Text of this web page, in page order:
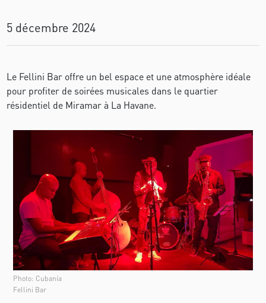
5 décembre 2024
Le Fellini Bar offre un bel espace et une atmosphère idéale
pour profiter de soirées musicales dans le quartier
résidentiel de Miramar à La Havane.
Photo: Cubanía
Fellini Bar